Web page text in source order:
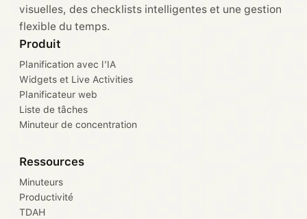
visuelles, des checklists intelligentes et une gestion
flexible du temps.
Produit
Planification avec l’IA
Widgets et Live Activities
Planificateur web
Liste de tâches
Minuteur de concentration
Ressources
Minuteurs
Productivité
TDAH